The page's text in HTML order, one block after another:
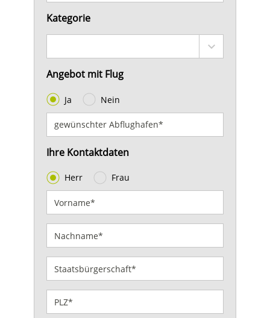
Kategorie
Angebot mit Flug
Ja Nein
Ihre Kontaktdaten
Herr Frau